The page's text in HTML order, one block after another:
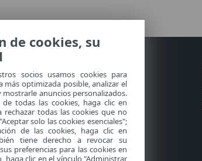
Empresas
Todos los productos
En la nube
Servicios
PYMES
Grandes empresas
de cookies, su
socios usamos cookies para
más optimizada posible, analizar el
anuncios personalizados.
todas las cookies, haga clic en
todas las cookies que no
solo las cookies esenciales";
de las cookies, haga clic en
tiene derecho a revocar su
preferencias para las cookies en
haga clic en el vínculo "Administrar